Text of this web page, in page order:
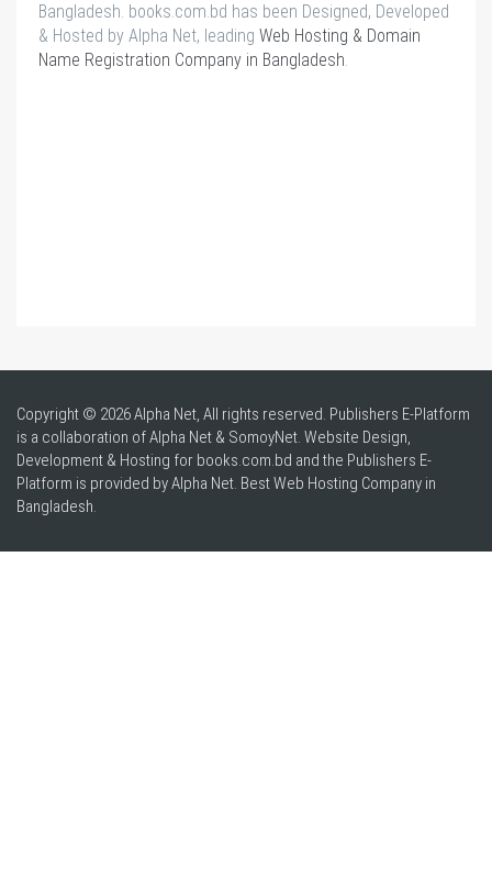
Bangladesh. books.com.bd has been Designed, Developed
& Hosted by Alpha Net, leading Web Hosting & Domain
Name Registration Company in Bangladesh.
Copyright © 2026 Alpha Net, All rights reserved. Publishers E-Platform
is a collaboration of Alpha Net & SomoyNet. Website Design,
Development & Hosting for books.com.bd and the Publishers E-
Platform is provided by Alpha Net. BestWeb Hosting Company in
Bangladesh.